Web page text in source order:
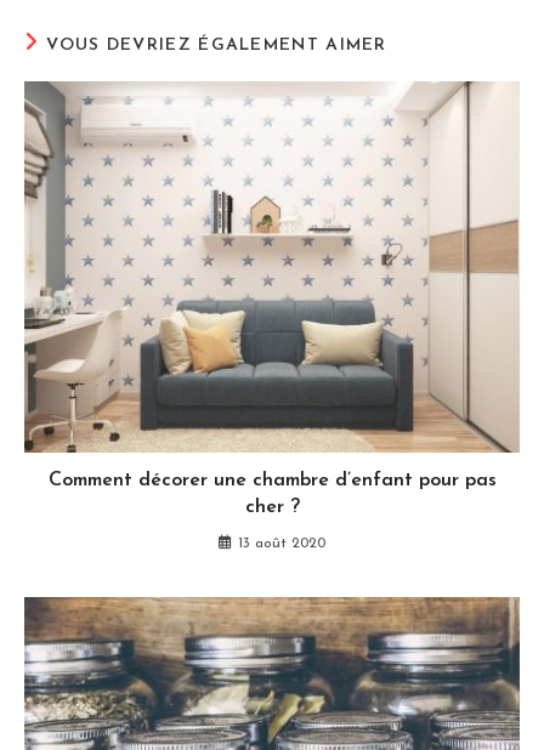
VOUS DEVRIEZ ÉGALEMENT AIMER
Comment décorer une chambre d’enfant pour pas
cher ?
13 août 2020